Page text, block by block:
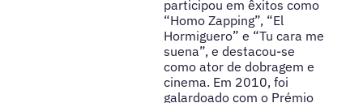
participou em êxitos como
“Homo Zapping”, “El
Hormiguero” e “Tu cara me
suena”, e destacou-se
como ator de dobragem e
cinema. Em 2010, foi
galardoado com o Prémio